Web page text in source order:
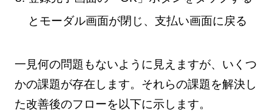
とモーダル画面が閉じ、支払い画面に戻る
一見何の問題もないように見えますが、いくつ
かの課題が存在します。それらの課題を解決し
た改善後のフローを以下に示します。